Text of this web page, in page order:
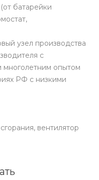
батарейки
узел производства
с
опытом
РФ с низкими
вентилятор